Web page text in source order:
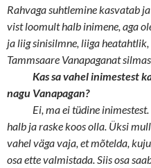
Rahvaga suhtlemine kasvatab
vist loomult halb inimene, aga
ja liig sinisilmne, liiga
Tammsaare Vanapaganat
Kas sa vahel inimestest
nagu Vanapagan?
Ei, ma ei tüdine inimestest.
halb ja raske koos olla. Üksi
vahel väga vaja, et mõtelda,
osa ette valmistada. Siis osa